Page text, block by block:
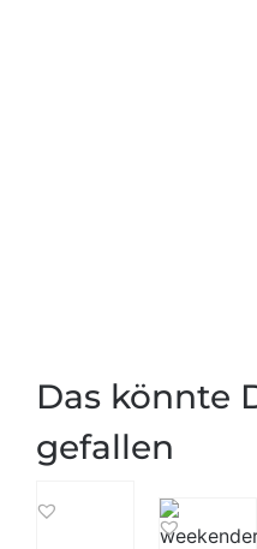
Das könnte
gefallen